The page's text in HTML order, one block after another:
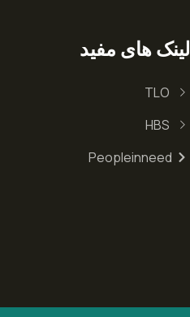
لینک های مفید
TLO
HBS
Peopleinneed